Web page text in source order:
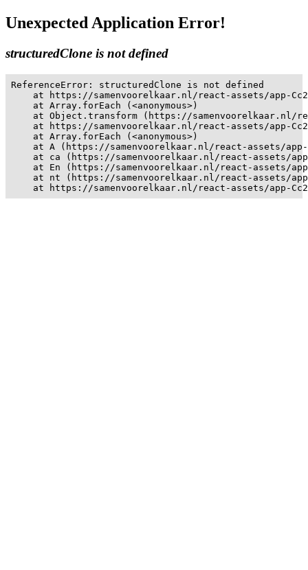
Unexpected Application Error!
structuredClone is not defined
ReferenceError: structuredClone is not defined
at https://samenvoorelkaar.nl/react-assets/app-
    at Array.forEach (<anonymous>)
at Object.transform (https://samenvoorelkaar.nl/
at https://samenvoorelkaar.nl/react-assets/app-
    at Array.forEach (<anonymous>)
at A (https://samenvoorelkaar.nl/react-assets/
at ca (https://samenvoorelkaar.nl/react-assets/
at En (https://samenvoorelkaar.nl/react-assets/
at nt (https://samenvoorelkaar.nl/react-assets/
at https://samenvoorelkaar.nl/react-assets/app-